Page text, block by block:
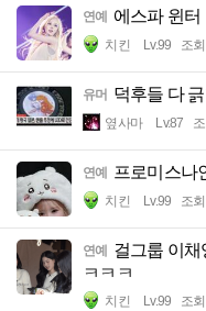
연예 에스파 윈터
치킨 Lv.99 조
유머 덕후들 다
옆사마 Lv.87
연예 프로미스나
치킨 Lv.99 조
연예
걸그룹 이채
ㅋㅋㅋ
치킨 Lv.99 조